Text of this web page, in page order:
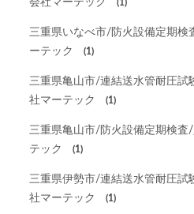
会社マーテック
(1)
三重県いなべ市/防火設備定期
ーテック
(1)
三重県亀山市/連結送水管耐圧
社マーテック
(1)
三重県亀山市/防火設備定期検
テック
(1)
三重県伊勢市/連結送水管耐圧
社マーテック
(1)